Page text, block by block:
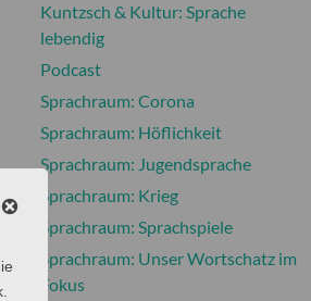
Kuntzsch & Kultur: Sprache
lebendig
Podcast
Sprachraum: Corona
Sprachraum: Höflichkeit
Sprachraum: Jugendsprache
Sprachraum: Krieg
Sprachraum: Sprachspiele
Sprachraum: Unser Wortschatz im
Fokus